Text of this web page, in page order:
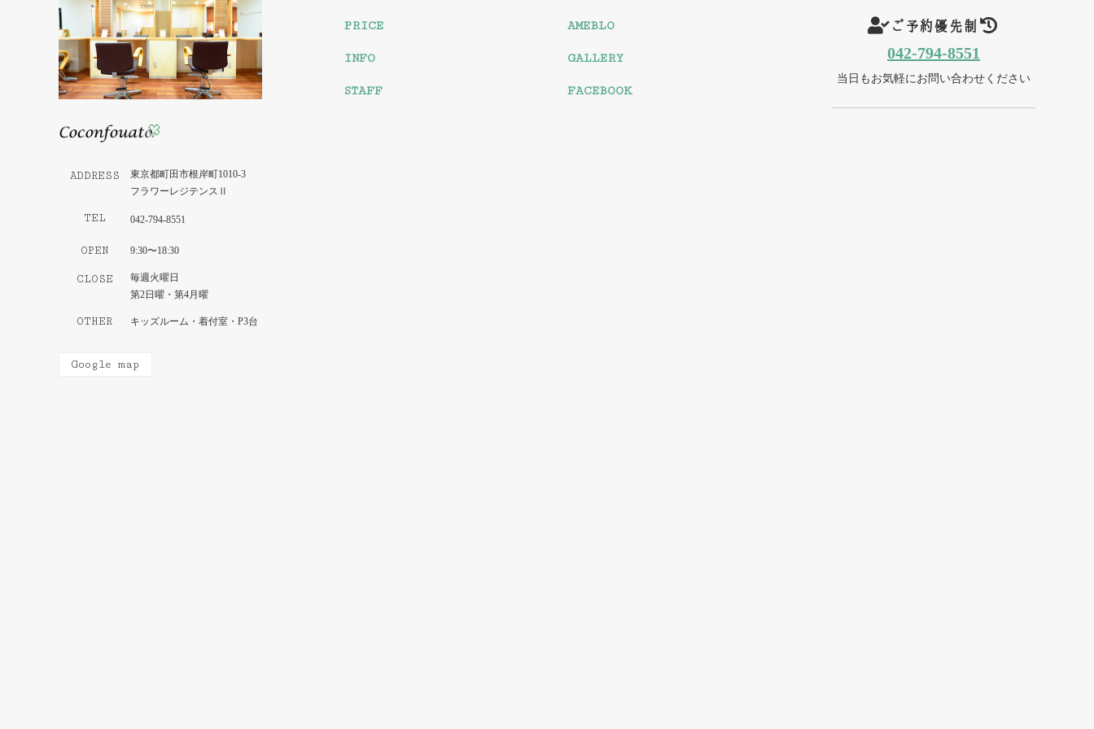
PRICE
INFO
STAFF
AMEBLO
GALLERY
FACEBOOK
ご予約優先制
042-794-8551
当日もお気軽にお問い合わせください
ADDRESS
東京都町田市根岸町1010-3
フラワーレジテンスⅡ
TEL 042-794-8551
OPEN 9:30〜18:30
CLOSE
毎週火曜日
第2日曜・第4月曜
OTHER キッズルーム・着付室・P3台
Google map